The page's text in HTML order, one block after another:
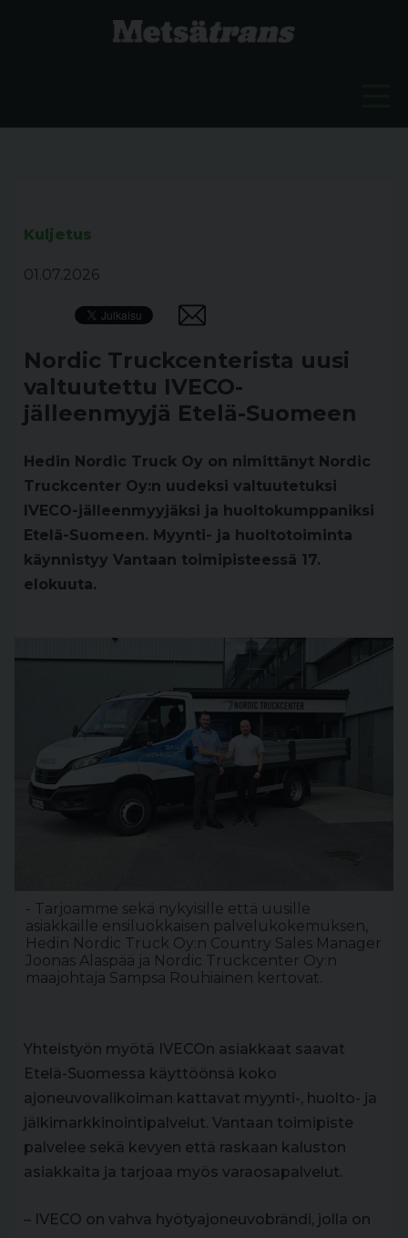
Kuljetus
01.07.2026
Nordic Truckcenterista uusi
valtuutettu IVECO-
jälleenmyyjä Etelä-Suomeen
Hedin Nordic Truck Oy on nimittänyt Nordic
Truckcenter Oy:n uudeksi valtuutetuksi
IVECO-jälleenmyyjäksi ja huoltokumppaniksi
Etelä-Suomeen. Myynti- ja huoltotoiminta
käynnistyy Vantaan toimipisteessä 17.
elokuuta.
- Tarjoamme sekä nykyisille että uusille
asiakkaille ensiluokkaisen palvelukokemuksen,
Hedin Nordic Truck Oy:n Country Sales Manager
Joonas Alaspää ja Nordic Truckcenter Oy:n
maajohtaja Sampsa Rouhiainen kertovat.
Yhteistyön myötä IVECOn asiakkaat saavat
Etelä-Suomessa käyttöönsä koko
ajoneuvovalikoiman kattavat myynti-, huolto- ja
jälkimarkkinointipalvelut. Vantaan toimipiste
palvelee sekä kevyen että raskaan kaluston
asiakkaita ja tarjoaa myös varaosapalvelut.
– IVECO on vahva hyötyajoneuvobrändi, jolla on